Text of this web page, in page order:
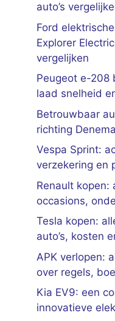
auto’s
Ford
Explorer
vergelijken
Peugeot e-208
laad snelheid
Betrouwbaar
richting
Vespa Sprint:
verzekering en
Renault kopen:
occasions,
Tesla kopen:
auto’s, kosten
APK verlopen:
over regels,
Kia EV9: een
innovatieve